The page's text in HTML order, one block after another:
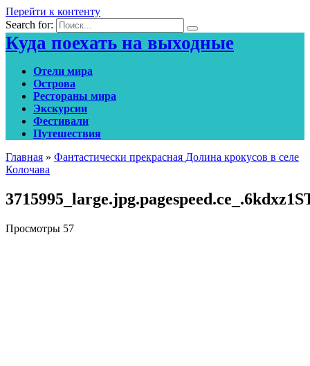
Перейти к контенту
Search for:
Куда поехать на выходные
Отели мира
Острова
Рестораны мира
Экскурсии
Фестивали
Путешествия
Главная » Фантастически прекрасная Долина крокусов в селе
Колочава
Просмотры 57